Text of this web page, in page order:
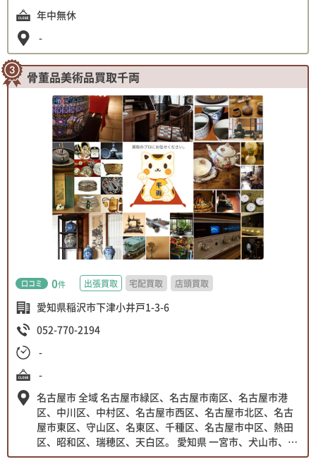
年中無休
-
骨董品美術品買取千両
口コミ 0件 出張買取 宅配買取 店頭買取
愛知県稲沢市下津小井戸1-3-6
052-770-2194
-
-
名古屋市 全域 名古屋市緑区、名古屋市南区、名古屋市港
区、中川区、中村区、名古屋市西区、名古屋市北区、名古
屋市東区、守山区、名東区、千種区、名古屋市中区、熱田
区、昭和区、瑞穂区、天白区。 愛知県 一宮市、犬山市、江
南市、岩倉市、西春日井郡、小牧市、春日井市、北名古屋